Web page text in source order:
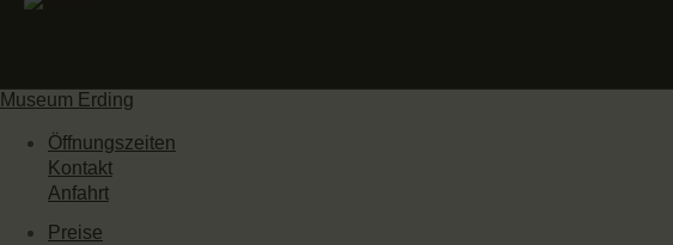
Museum Erding
Öffnungszeiten
Kontakt
Anfahrt
Preise